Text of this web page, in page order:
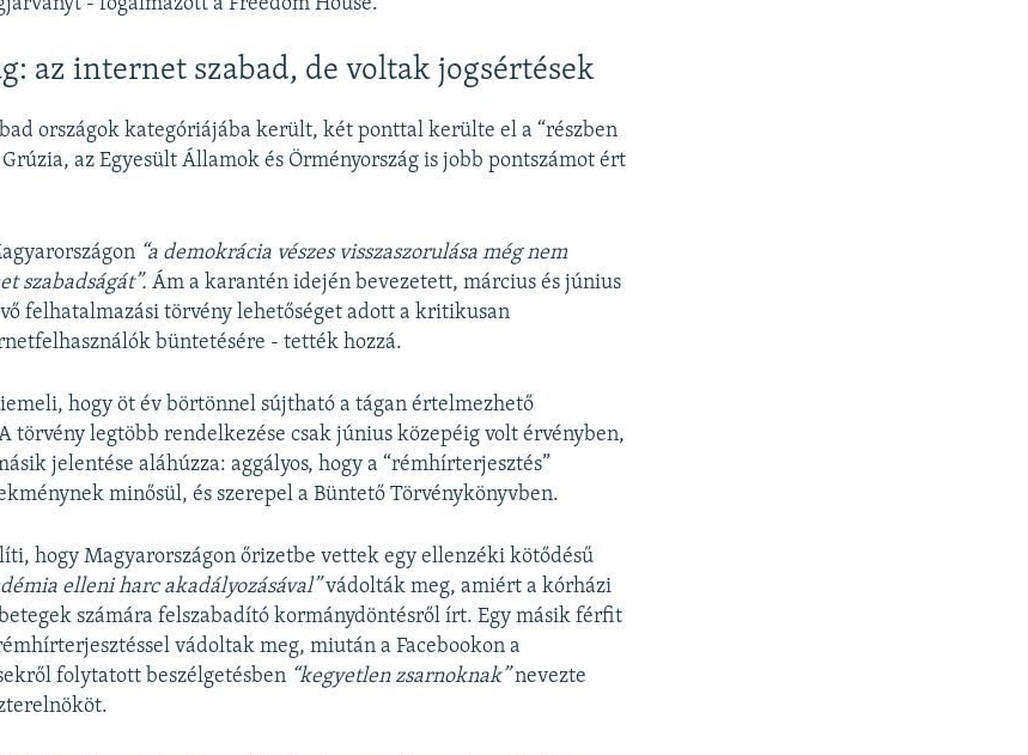
az internet szabad, de voltak jogsértések
országok kategóriájába került, két ponttal kerülte el a “részben
az Egyesült Államok és Örményország is jobb pontszámot ért
“a demokrácia vészes visszaszorulása még nem
szabadságát”.Ám a karantén idején bevezetett, március és június
felhatalmazási törvény lehetőséget adott a kritikusan
büntetésére - tették hozzá.
hogy öt év börtönnel sújtható a tágan értelmezhető
törvény legtöbb rendelkezése csak június közepéig volt érvényben,
jelentése aláhúzza: aggályos, hogy a “rémhírterjesztés”
minősül, és szerepel a Büntető Törvénykönyvben.
hogy Magyarországon őrizetbe vettek egy ellenzéki kötődésű
elleni harc akadályozásával”vádolták meg, amiért a kórházi
számára felszabadító kormánydöntésről írt. Egy másik férfit
vádoltak meg, miután a Facebookon a
folytatott beszélgetésben “kegyetlen zsarnoknak”nevezte